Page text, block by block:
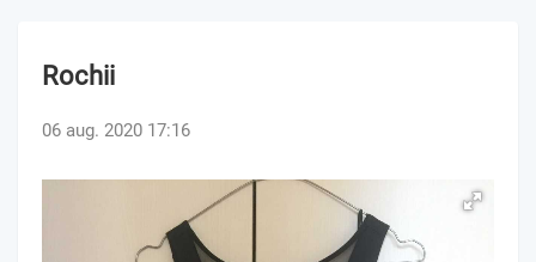
Rochii
06 aug. 2020 17:16